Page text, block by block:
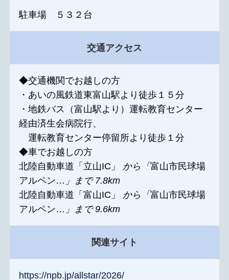
駐車場 ５３２台
交通アクセス
◆交通機関でお越しの方
・あいの風鉄道東富山駅より徒歩１５分
・地鉄バス（富山駅より）運転教育センター
経由済生会病院行、
運転教育センター停留所より徒歩１分
◆車でお越しの方
北陸自動車道「立山IC」 から「富山市民球場
アルペン… 」まで 7.8km
北陸自動車道「富山IC」 から「富山市民球場
アルペン… 」まで 9.6km
関連サイト
https://npb.jp/allstar/2026/